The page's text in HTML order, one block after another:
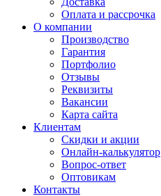
Оплата и рассрочка
О компании
Производство
Гарантия
Портфолио
Отзывы
Реквизиты
Вакансии
Карта сайта
Клиентам
Скидки и акции
Онлайн-калькулятор
Вопрос-ответ
Оптовикам
Контакты